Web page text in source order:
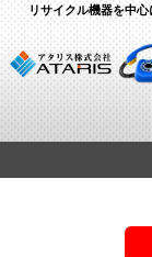
リサイクル機器を中